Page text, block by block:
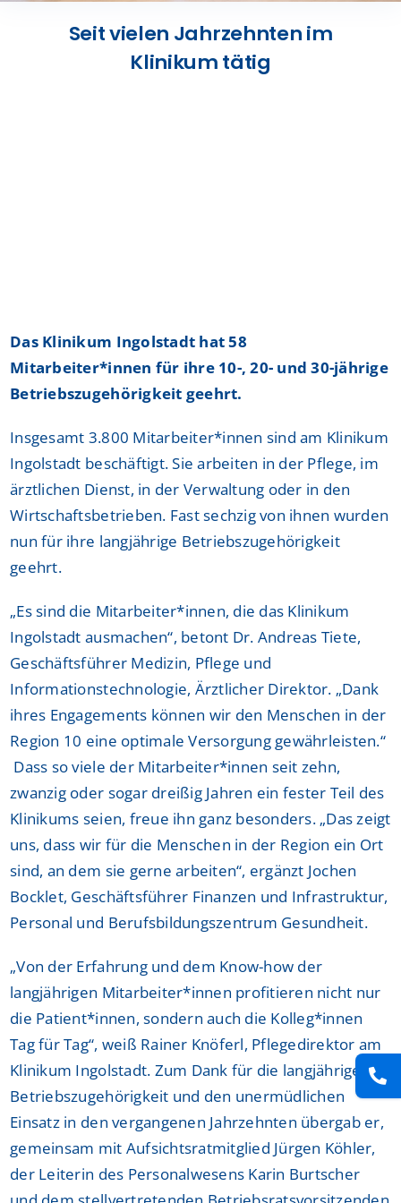
Seit vielen Jahrzehnten im
Klinikum tätig
Das Klinikum Ingolstadt hat 58
Mitarbeiter*innen für ihre 10-, 20- und 30-jährige
Betriebszugehörigkeit geehrt.
Insgesamt 3.800 Mitarbeiter*innen sind am Klinikum
Ingolstadt beschäftigt. Sie arbeiten in der Pflege, im
ärztlichen Dienst, in der Verwaltung oder in den
Wirtschaftsbetrieben. Fast sechzig von ihnen wurden
nun für ihre langjährige Betriebszugehörigkeit
geehrt.
„Es sind die Mitarbeiter*innen, die das Klinikum
Ingolstadt ausmachen“, betont Dr. Andreas Tiete,
Geschäftsführer Medizin, Pflege und
Informationstechnologie, Ärztlicher Direktor. „Dank
ihres Engagements können wir den Menschen in der
Region 10 eine optimale Versorgung gewährleisten.“
Dass so viele der Mitarbeiter*innen seit zehn,
zwanzig oder sogar dreißig Jahren ein fester Teil des
Klinikums seien, freue ihn ganz besonders. „Das zeigt
uns, dass wir für die Menschen in der Region ein Ort
sind, an dem sie gerne arbeiten“, ergänzt Jochen
Bocklet, Geschäftsführer Finanzen und Infrastruktur,
Personal und Berufsbildungszentrum Gesundheit.
„Von der Erfahrung und dem Know-how der
langjährigen Mitarbeiter*innen profitieren nicht nur
die Patient*innen, sondern auch die Kolleg*innen
Tag für Tag“, weiß Rainer Knöferl, Pflegedirektor am
Klinikum Ingolstadt. Zum Dank für die langjährige
Betriebszugehörigkeit und den unermüdlichen
Einsatz in den vergangenen Jahrzehnten übergab er,
gemeinsam mit Aufsichtsratmitglied Jürgen Köhler,
der Leiterin des Personalwesens Karin Burtscher